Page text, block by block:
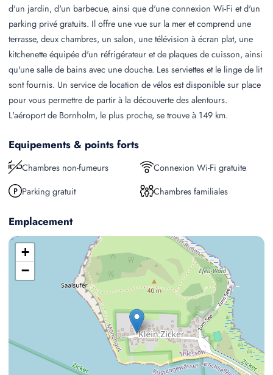
d'un jardin, d'un barbecue, ainsi que d'une connexion Wi-Fi et d'un
parking privé gratuits. Il offre une vue sur la mer et comprend une
terrasse, deux chambres, un salon, une télévision à écran plat, une
kitchenette équipée d'un réfrigérateur et de plaques de cuisson, ainsi
qu'une salle de bains avec une douche. Les serviettes et le linge de lit
sont fournis. Un service de location de vélos est disponible sur place
pour vous permettre de partir à la découverte des alentours.
L'aéroport de Bornholm, le plus proche, se trouve à 149 km.
Equipements & points forts
Chambres non-fumeurs
Connexion Wi-Fi gratuite
Parking gratuit
Chambres familiales
Emplacement
+
−